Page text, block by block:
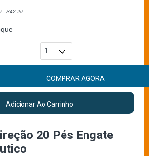
| S42-20
COMPRAR AGORA
Adicionar Ao Carrinho
20 Pés Engate